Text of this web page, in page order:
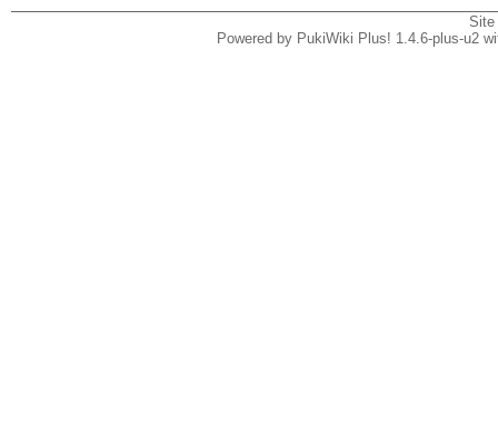
Powered by PukiWiki Plus! 1.4.6-plus-u2